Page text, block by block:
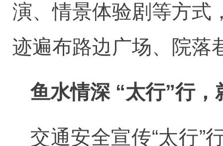
演、情景体验剧等方式
迹遍布路边广场、院落
鱼水情深 “太行”行
交通安全宣传“太行”